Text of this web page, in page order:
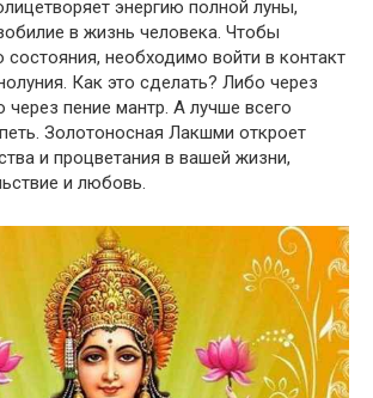
энергию полной луны,
в жизнь человека. Чтобы
состояния, необходимо войти в контакт
Как это сделать? Либо через
пение мантр. А лучше всего
Золотоносная Лакшми откроет
и процветания в вашей жизни,
и любовь.